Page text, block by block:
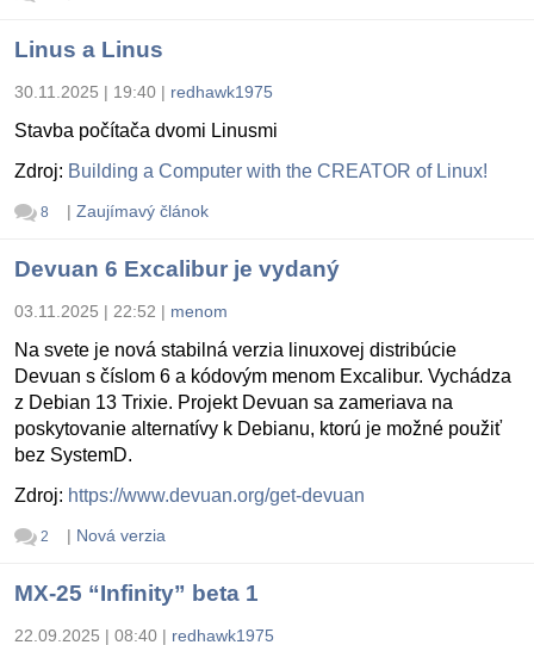
Linus a Linus
30.11.2025 | 19:40 | redhawk1975
Stavba počítača dvomi Linusmi
Zdroj: Building a Computer with the CREATOR of Linux!
8 | Zaujímavý článok
Devuan 6 Excalibur je vydaný
03.11.2025 | 22:52 | menom
Na svete je nová stabilná verzia linuxovej distribúcie
Devuan s číslom 6 a kódovým menom Excalibur. Vychádza
z Debian 13 Trixie. Projekt Devuan sa zameriava na
poskytovanie alternatívy k Debianu, ktorú je možné použiť
bez SystemD.
Zdroj: https://www.devuan.org/get-devuan
2 | Nová verzia
MX-25 “Infinity” beta 1
22.09.2025 | 08:40 | redhawk1975